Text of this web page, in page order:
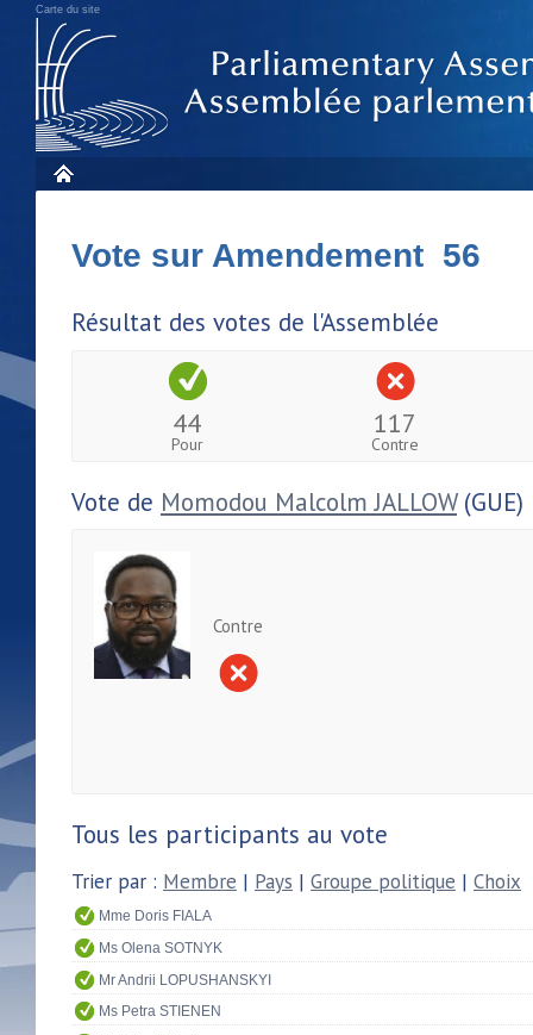
Carte du site
Vote sur Amendement 56
Résultat des votes de l'Assemblée
44
Pour
117
Contre
Vote de Momodou Malcolm JALLOW(GUE)
Contre
Tous les participants au vote
Trier par : Membre | Pays | Groupe politique | Choix
Mme Doris FIALA
Ms Olena SOTNYK
Mr Andrii LOPUSHANSKYI
Ms Petra STIENEN